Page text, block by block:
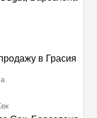
в Грасия